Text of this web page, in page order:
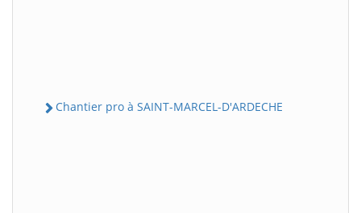
Chantier pro à SAINT-MARCEL-D'ARDECHE